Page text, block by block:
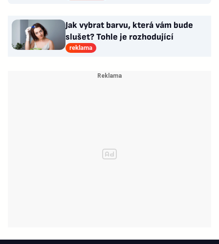
Jak vybrat barvu, která vám bude
slušet? Tohle je rozhodující
reklama